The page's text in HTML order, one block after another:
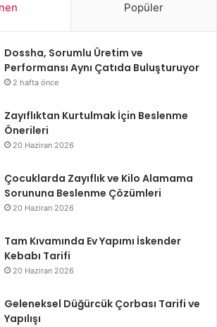
Popüler
Dossha, Sorumlu Üretim ve
Performansı Aynı Çatıda Buluşturuyor
2 hafta önce
Zayıflıktan Kurtulmak İçin Beslenme
Önerileri
20 Haziran 2026
Çocuklarda Zayıflık ve Kilo Alamama
Sorununa Beslenme Çözümleri
20 Haziran 2026
Tam Kıvamında Ev Yapımı İskender
Kebabı Tarifi
20 Haziran 2026
Geleneksel Düğürcük Çorbası Tarifi ve
Yapılışı